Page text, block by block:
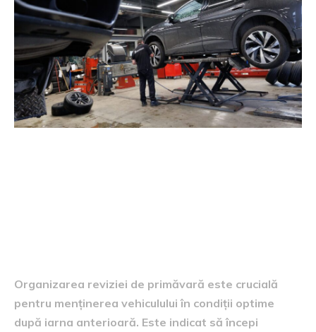
Organizarea reviziei de primăvară este crucială
pentru menținerea vehiculului în condiții optime
după iarna anterioară. Este indicat să începi